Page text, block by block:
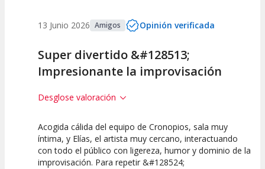
13 Junio 2026 Amigos Opinión verificada
Super divertido &#128513;
Impresionante la improvisación
Desglose valoración
10
Calidad del
Espectáculo
10
Puesta en
Escena
10
Interpretación
artística
Acogida cálida del equipo de Cronopios, sala muy
íntima, y Elías, el artista muy cercano, interactuando
con todo el público con ligereza, humor y dominio de la
improvisación. Para repetir &#128524;